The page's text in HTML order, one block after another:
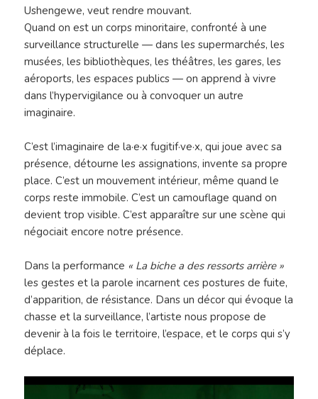
Ushengewe, veut rendre mouvant.
Quand on est un corps minoritaire, confronté à une
surveillance structurelle — dans les supermarchés, les
musées, les bibliothèques, les théâtres, les gares, les
aéroports, les espaces publics — on apprend à vivre
dans l’hypervigilance ou à convoquer un autre
imaginaire.
C’est l’imaginaire de la·e·x fugitif·ve·x, qui joue avec sa
présence, détourne les assignations, invente sa propre
place. C’est un mouvement intérieur, même quand le
corps reste immobile. C’est un camouflage quand on
devient trop visible. C’est apparaître sur une scène qui
négociait encore notre présence.
Dans la performance « La biche a des ressorts arrière »
les gestes et la parole incarnent ces postures de fuite,
d’apparition, de résistance. Dans un décor qui évoque la
chasse et la surveillance, l’artiste nous propose de
devenir à la fois le territoire, l’espace, et le corps qui s’y
déplace.